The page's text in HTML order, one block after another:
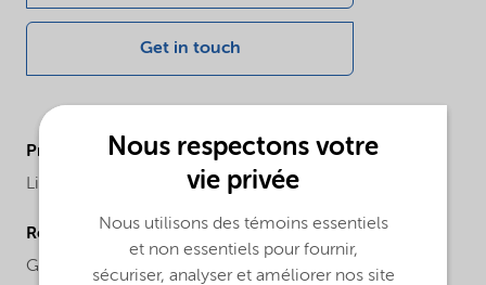
Get in touch
ProductBrand
Lilaflot®
Regional availability
Global
Nous respectons votre
vie privée
Nous utilisons des témoins essentiels
et non essentiels pour fournir,
sécuriser, analyser et améliorer nos site